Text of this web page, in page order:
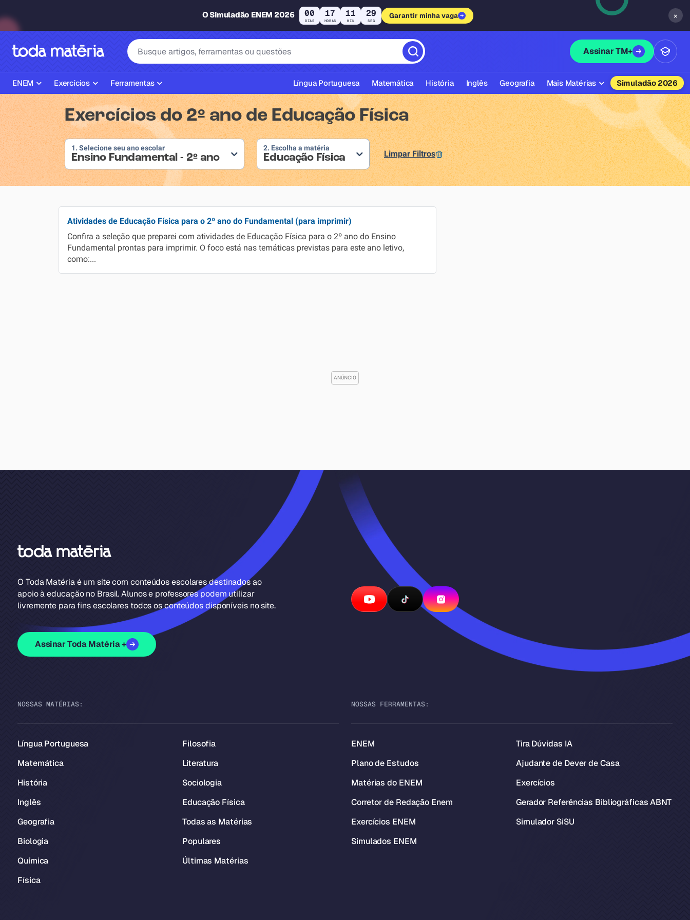
O Simuladão ENEM 2026 00
DIAS
17
HORAS
11
MIN
29
SEG
Garantir minha vaga ×
Assinar TM+
ENEM
Página Inicial ENEM
Plano de Estudos
Matérias do ENEM
Corretor de Redação
Exercícios ENEM
Simulados ENEM
Simulador SiSU
Exercícios
ENEM
Matemática
Português
História
Biologia
Inglês
Física
Química
Ferramentas
Ajudante de Dever de Casa
Corretor de Redação
Exercícios
Gerador Referências Bibliográficas ABNT
Língua Portuguesa Matemática História Inglês Geografia Mais Matérias
Biologia
Química
Física
Filosofia
Literatura
Simuladão 2026
Exercícios do 2º ano de Educação Física
1. Selecione seu ano escolar
Ensino Fundamental - 2º ano
2. Escolha a matéria
Educação Física Limpar Filtros
Atividades de Educação Física para o 2º ano do Fundamental (para imprimir)
Confira a seleção que preparei com atividades de Educação Física para o 2º ano do Ensino
Fundamental prontas para imprimir. O foco está nas temáticas previstas para este ano letivo,
como:...
O Toda Matéria é um site com conteúdos escolares destinados ao
apoio à educação no Brasil. Alunos e professores podem utilizar
livremente para fins escolares todos os conteúdos disponíveis no site.
Assinar Toda Matéria +
NOSSAS MATÉRIAS:
Língua Portuguesa
Matemática
História
Inglês
Geografia
Biologia
Química
Física
Filosofia
Literatura
Sociologia
Educação Física
Todas as Matérias
Populares
Últimas Matérias
NOSSAS FERRAMENTAS:
ENEM
Plano de Estudos
Matérias do ENEM
Corretor de Redação Enem
Exercícios ENEM
Simulados ENEM
Tira Dúvidas IA
Ajudante de Dever de Casa
Exercícios
Gerador Referências Bibliográficas ABNT
Simulador SiSU